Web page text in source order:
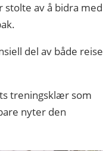
av å bidra med
del av både reise
treningsklær som
nyter den